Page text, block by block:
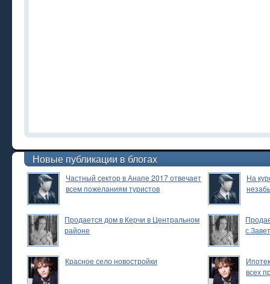
Новые публикации в блогах
Частный сектор в Анапе 2017 отвечает
всем пожеланиям туристов
На
Продается дом в Керчи в Центральном
районе
Красное село новостройки
всех